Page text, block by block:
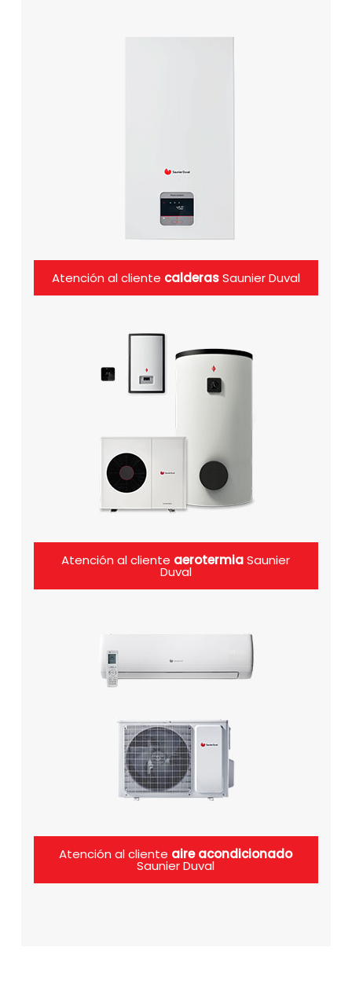
Atención al cliente calderasSaunier Duval
Atención al cliente aerotermiaSaunier
Duval
Atención al cliente aire acondicionado
Saunier Duval